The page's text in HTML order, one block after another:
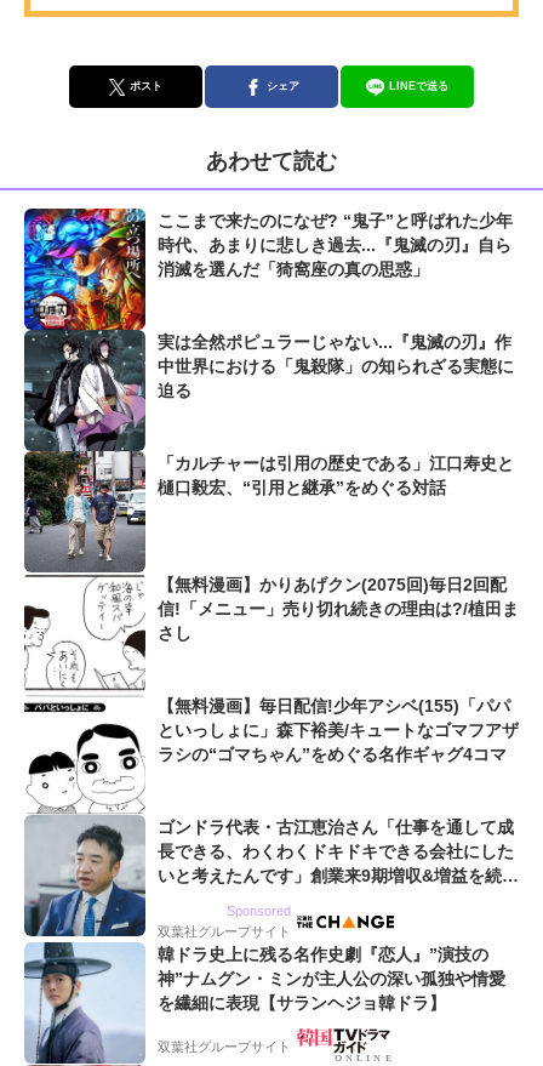
ポスト シェア LINEで送る
あわせて読む
ここまで来たのになぜ? “鬼子”と呼ばれた少年
時代、あまりに悲しき過去...『鬼滅の刃』自ら
消滅を選んだ「猗窩座の真の思惑」
実は全然ポピュラーじゃない...『鬼滅の刃』作
中世界における「鬼殺隊」の知られざる実態に
迫る
「カルチャーは引用の歴史である」江口寿史と
樋口毅宏、“引用と継承”をめぐる対話
【無料漫画】かりあげクン(2075回)毎日2回配
信!「メニュー」売り切れ続きの理由は?/植田ま
さし
【無料漫画】毎日配信!少年アシベ(155)「パパ
といっしょに」森下裕美/キュートなゴマフアザ
ラシの“ゴマちゃん”をめぐる名作ギャグ4コマ
ゴンドラ代表・古江恵治さん「仕事を通して成
長できる、わくわくドキドキできる会社にした
いと考えたんです」創業来9期増収&増益を続け
Sponsored
双葉社グループサイト
韓ドラ史上に残る名作史劇『恋人』”演技の
神”ナムグン・ミンが主人公の深い孤独や情愛
を繊細に表現【サランヘジョ韓ドラ】
双葉社グループサイト